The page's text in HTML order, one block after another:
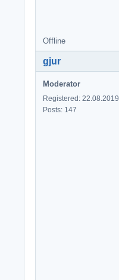
Offline
gjur
Moderator
Registered: 22.08.2019
Posts: 147